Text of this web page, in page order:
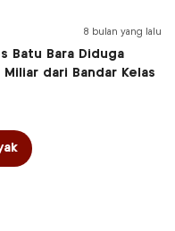
8 bulan yang lalu
Batu Bara Diduga
dari Bandar Kelas